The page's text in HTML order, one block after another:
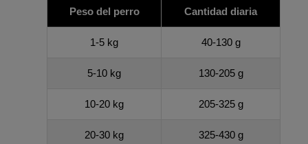
Peso del perro Cantidad diaria
1-5 kg 40-130 g
5-10 kg 130-205 g
10-20 kg 205-325 g
20-30 kg 325-430 g